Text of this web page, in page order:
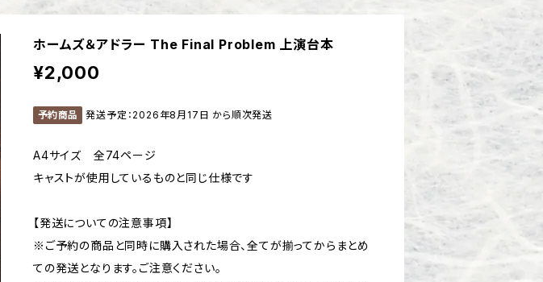
ホームズ＆アドラー The Final Problem 上演台本
¥2,000
予約商品 発送予定：2026年8月17日 から順次発送
A4サイズ 全74ページ
キャストが使用しているものと同じ仕様です
【発送についての注意事項】
※ご予約の商品と同時に購入された場合、全てが揃ってからまとめ
ての発送となります。ご注意ください。